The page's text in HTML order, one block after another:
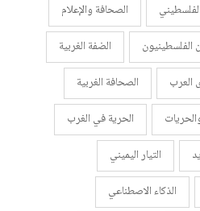
الصحافة والإعلام
الفلسطينيون
الضفة الغربية
العرب
الصحافة الغربية
الحرية في الغرب
التيار اليميني
الذكاء الاصطناعي